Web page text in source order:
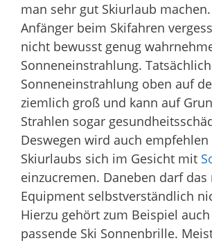
man sehr gut Skiurlaub
Anfänger beim Skifahren
nicht bewusst genug
Sonneneinstrahlung.
Sonneneinstrahlung oben auf
ziemlich groß und kann auf
Strahlen sogar
Deswegen wird auch
Skiurlaubs sich im Gesicht mit
einzucremen. Daneben darf
Equipment selbstverständlich
Hierzu gehört zum Beispiel
passende Ski Sonnenbrille.